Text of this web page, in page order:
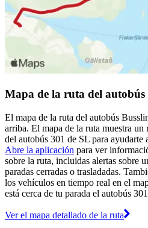
Mapa de la ruta del autobús
El mapa de la ruta del autobús
arriba. El mapa de la ruta muestra un
del autobús 301 de SL para
Abre la aplicación para ver
sobre la ruta, incluidas alertas sobre
paradas cerradas o trasladadas.
los vehículos en tiempo real en el
está cerca de tu parada el autobús
Ver el mapa detallado de la ruta